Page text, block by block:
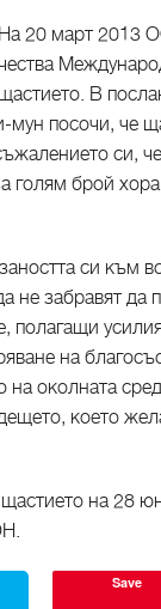
На 20 март 2013
щастието. В
мун посочи, че
си,
голям брой хора
си към
не забравят да
полагащи
на
на околната
което
на 28
Save